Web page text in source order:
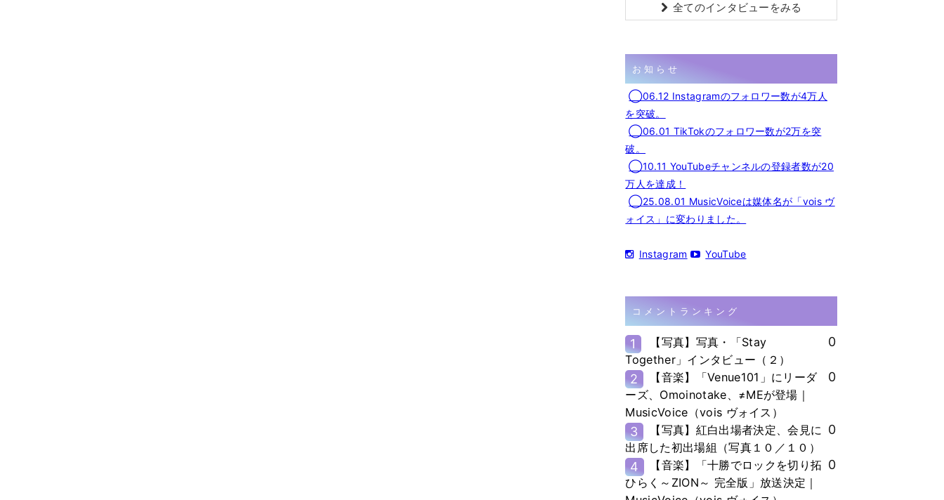
全てのインタビューをみる
お知らせ
◯06.12 Instagramのフォロワー数が4万人
を突破。
◯06.01 TikTokのフォロワー数が2万を突
破。
◯10.11 YouTubeチャンネルの登録者数が20
万人を達成！
◯25.08.01 MusicVoiceは媒体名が「vois ヴ
ォイス」に変わりました。
Instagram YouTube
コメントランキング
1
【写真】写真・「Stay
Together」インタビュー（２）
0
2
【音楽】「Venue101」にリーダ
ーズ、Omoinotake、≠MEが登場｜
MusicVoice（vois ヴォイス）
0
3
【写真】紅白出場者決定、会見に
出席した初出場組（写真１０／１０）
0
4
【音楽】「十勝でロックを切り拓
ひらく～ZION～ 完全版」放送決定｜
0